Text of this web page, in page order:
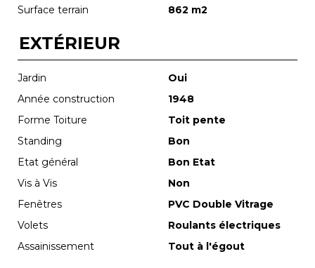
Surface terrain
862 m2
EXTÉRIEUR
Jardin
Oui
Année construction
1948
Forme Toiture
Toit pente
Standing
Bon
Etat général
Bon Etat
Vis à Vis
Non
Fenêtres
PVC Double Vitrage
Volets
Roulants électriques
Assainissement
Tout à l'égout